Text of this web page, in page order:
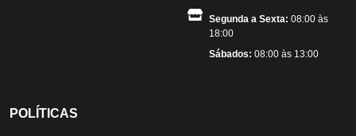
Segunda a Sexta: 08:00 às
18:00
Sábados: 08:00 às 13:00
POLÍTICAS